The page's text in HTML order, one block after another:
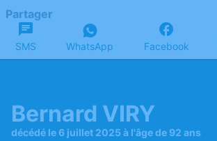
Partager
SMS WhatsApp Facebook
Bernard VIRY
décédé le 6 juillet 2025 à l'âge de 92 ans